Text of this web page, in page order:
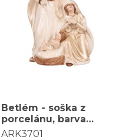
Betlém - soška z
porcelánu, barva
béžová
ARK3701